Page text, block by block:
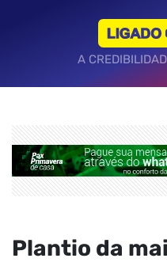
A
Plantio da